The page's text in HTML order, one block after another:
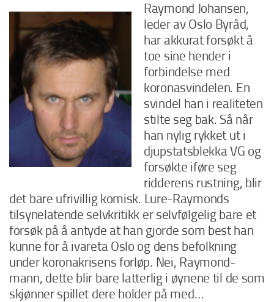
Raymond Johansen,
leder av Oslo Byråd,
har akkurat forsøkt å
toe sine hender i
forbindelse med
koronasvindelen. En
svindel han i realiteten
stilte seg bak. Så når
han nylig rykket ut i
djupstatsblekka VG og
forsøkte iføre seg
ridderens rustning, blir
det bare ufrivillig komisk. Lure-Raymonds
tilsynelatende selvkritikk er selvfølgelig bare et
forsøk på å antyde at han gjorde som best han
kunne for å ivareta Oslo og dens befolkning
under koronakrisens forløp. Nei, Raymond-
mann, dette blir bare latterlig i øynene til de som
skjønner spillet dere holder på med…